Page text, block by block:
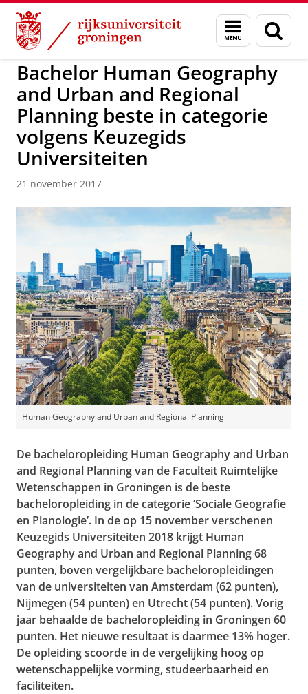
Skip
Content
Skip
Navigation
Menu
en
zoeken
Over ons Faculteit Ruimtelijke Wetenschappen
Bachelor Human Geography
and Urban and Regional
Planning beste in categorie
volgens Keuzegids
Universiteiten
21 november 2017
Human Geography and Urban and Regional Planning
De bacheloropleiding Human Geography and Urban
and Regional Planning van de Faculteit Ruimtelijke
Wetenschappen in Groningen is de beste
bacheloropleiding in de categorie ‘Sociale Geografie
en Planologie’. In de op 15 november verschenen
Keuzegids Universiteiten 2018 krijgt Human
Geography and Urban and Regional Planning 68
punten, boven vergelijkbare bacheloropleidingen
van de universiteiten van Amsterdam (62 punten),
Nijmegen (54 punten) en Utrecht (54 punten). Vorig
jaar behaalde de bacheloropleiding in Groningen 60
punten. Het nieuwe resultaat is daarmee 13% hoger.
De opleiding scoorde in de vergelijking hoog op
wetenschappelijke vorming, studeerbaarheid en
faciliteiten.